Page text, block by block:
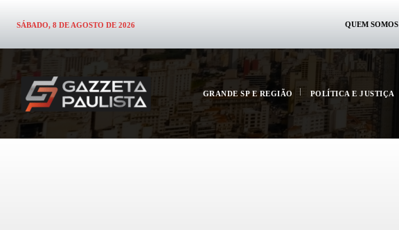
SÁBADO, 8 DE AGOSTO DE 2026 QUEM SOMOS
GRANDE SP E REGIÃO POLÍTICA E JUSTIÇA